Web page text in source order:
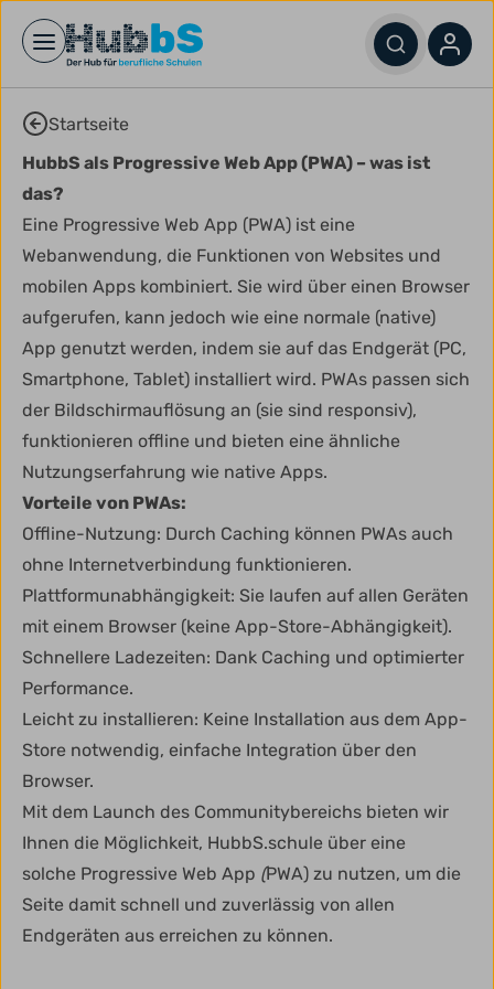
Open main menu
Startseite
HubbS als Progressive Web App (PWA) – was ist
das?
Eine Progressive Web App (PWA) ist eine
Webanwendung, die Funktionen von Websites und
mobilen Apps kombiniert. Sie wird über einen Browser
aufgerufen, kann jedoch wie eine normale (native)
App genutzt werden, indem sie auf das Endgerät (PC,
Smartphone, Tablet) installiert wird. PWAs passen sich
der Bildschirmauflösung an (sie sind responsiv),
funktionieren offline und bieten eine ähnliche
Nutzungserfahrung wie native Apps.
Vorteile von PWAs:
Offline-Nutzung: Durch Caching können PWAs auch
ohne Internetverbindung funktionieren.
Plattformunabhängigkeit: Sie laufen auf allen Geräten
mit einem Browser (keine App-Store-Abhängigkeit).
Schnellere Ladezeiten: Dank Caching und optimierter
Performance.
Leicht zu installieren: Keine Installation aus dem App-
Store notwendig, einfache Integration über den
Browser.
Mit dem Launch des Communitybereichs bieten wir
Ihnen die Möglichkeit, HubbS.schule über eine
solche Progressive Web App (PWA) zu nutzen, um die
Seite damit schnell und zuverlässig von allen
Endgeräten aus erreichen zu können.